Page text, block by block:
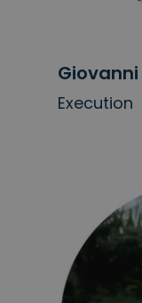
Giovanni
Execution